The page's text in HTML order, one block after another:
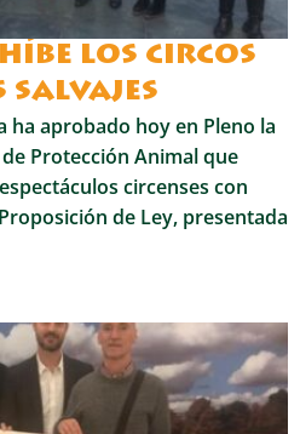
los circos
salvajes
ha aprobado hoy en Pleno la
Protección Animal que
circenses con
de Ley, presentada